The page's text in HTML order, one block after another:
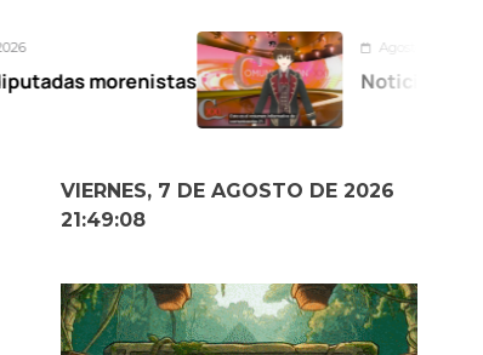
Agosto 6, 2026
Noticiero Comunicación
VIERNES, 7 DE AGOSTO DE 2026
21:49:09